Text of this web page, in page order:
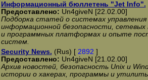
Информационный бюллетень "Jet Info".
Предоставлено: Un4giveN [22.02.00]
Подборка статей о системах
информационной безопасности, сетевых
и программных платформах и опыте
систем.
Security News. (Rus) [ 2892 ]
Предоставлено: Un4giveN [21.02.00]
Архив новостей, безопасность Unix и
истории о хакерах, программы и